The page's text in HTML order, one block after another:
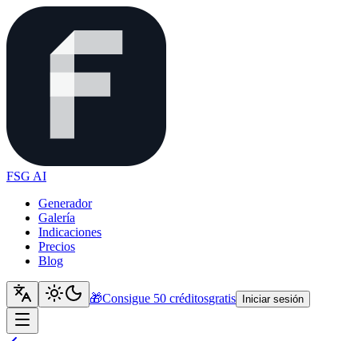
FSG AI
Generador
Galería
Indicaciones
Precios
Blog
🎁Consigue 50 créditosgratis Iniciar sesión